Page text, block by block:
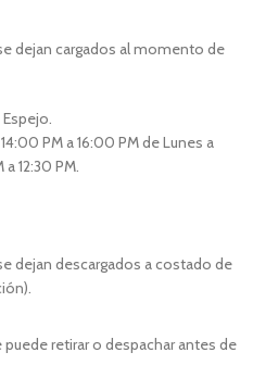
dejan cargados al momento de
PM a 16:00 PM de Lunes a
12:30 PM.
dejan descargados a costado de
retirar o despachar antes de